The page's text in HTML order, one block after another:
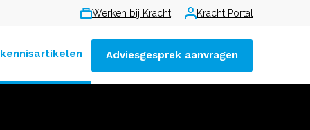
Werken bij Kracht Kracht Portal
Adviesgesprek aanvragen